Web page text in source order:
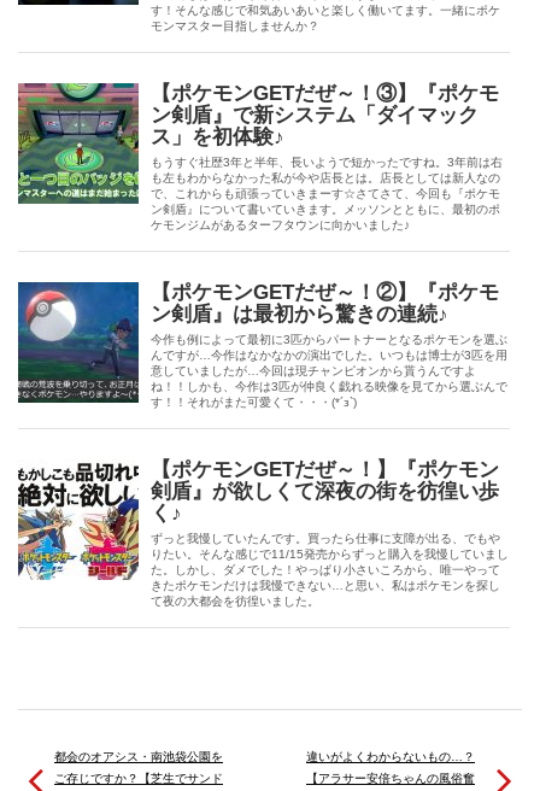
す！そんな感じで和気あいあいと楽しく働いてます。一緒にポケ
モンマスター目指しませんか？
【ポケモンGETだぜ～！③】『ポケモ
ン剣盾』で新システム「ダイマック
ス」を初体験♪
もうすぐ社歴3年と半年、長いようで短かったですね。3年前は右
も左もわからなかった私が今や店長とは。店長としては新人なの
で、これからも頑張っていきまーす☆さてさて、今回も『ポケモ
ン剣盾』について書いていきます。メッソンとともに、最初のポ
ケモンジムがあるターフタウンに向かいました♪
【ポケモンGETだぜ～！②】『ポケモ
ン剣盾』は最初から驚きの連続♪
今作も例によって最初に3匹からパートナーとなるポケモンを選ぶ
んですが…今作はなかなかの演出でした。いつもは博士が3匹を用
意していましたが…今回は現チャンピオンから貰うんですよ
ね！！しかも、今作は3匹が仲良く戯れる映像を見てから選ぶんで
す！！それがまた可愛くて・・・(*´з`)
【ポケモンGETだぜ～！】『ポケモン
剣盾』が欲しくて深夜の街を彷徨い歩
く♪
ずっと我慢していたんです。買ったら仕事に支障が出る、でもや
りたい。そんな感じで11/15発売からずっと購入を我慢していまし
た。しかし、ダメでした！やっぱり小さいころから、唯一やって
きたポケモンだけは我慢できない…と思い、私はポケモンを探し
て夜の大都会を彷徨いました。
都会のオアシス・南池袋公園を
ご存じですか？【芝生でサンド
違いがよくわからないもの…？
【アラサー安倍ちゃんの風俗奮